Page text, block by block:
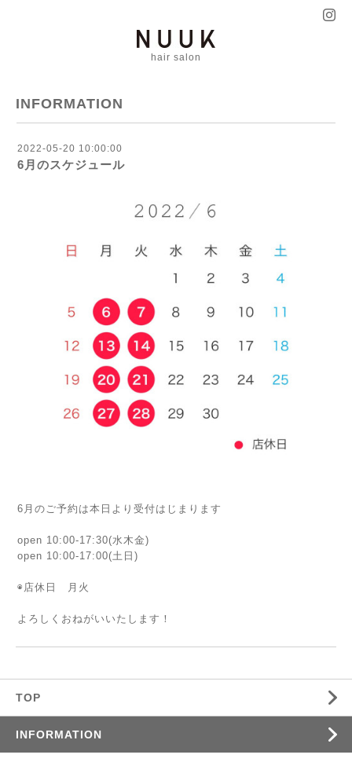
hair salon
INFORMATION
2022-05-20 10:00:00
6月のスケジュール
6月のご予約は本日より受付はじまります
open 10:00-17:30(水木金)
open 10:00-17:00(土日)
◉店休日 月火
よろしくおねがいいたします！
TOP
INFORMATION